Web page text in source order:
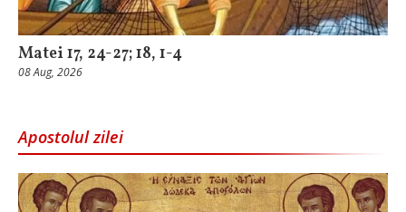
Matei 17, 24-27; 18, 1-4
08 Aug, 2026
Apostolul zilei